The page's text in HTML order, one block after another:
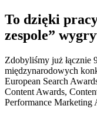
To dzięki
zespole”
Zdobyliśmy już łącznie
międzynarodowych
European Search
Content Awards,
Performance Marketing